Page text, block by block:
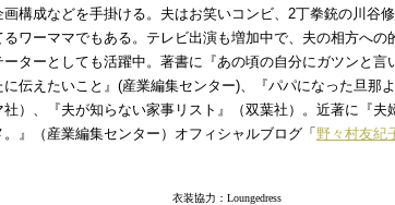
画構成などを手掛ける。夫はお笑いコンビ、2丁拳銃の川谷
るワーママでもある。テレビ出演も増加中で、夫の相方へ
ーターとしても活躍中。著書に『あの頃の自分にガツンと
に伝えたいこと』(産業編集センター)、『パパになった旦那
社）、『夫が知らない家事リスト』（双葉社）。近著に『
。』（産業編集センター）オフィシャルブログ「 野々村友紀
衣装協力：Loungedress